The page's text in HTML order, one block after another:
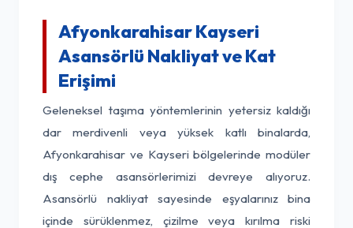
Afyonkarahisar Kayseri
Asansörlü Nakliyat ve Kat
Erişimi
Geleneksel taşıma yöntemlerinin yetersiz kaldığı
dar merdivenli veya yüksek katlı binalarda,
Afyonkarahisar ve Kayseri bölgelerinde modüler
dış cephe asansörlerimizi devreye alıyoruz.
Asansörlü nakliyat sayesinde eşyalarınız bina
içinde sürüklenmez, çizilme veya kırılma riski